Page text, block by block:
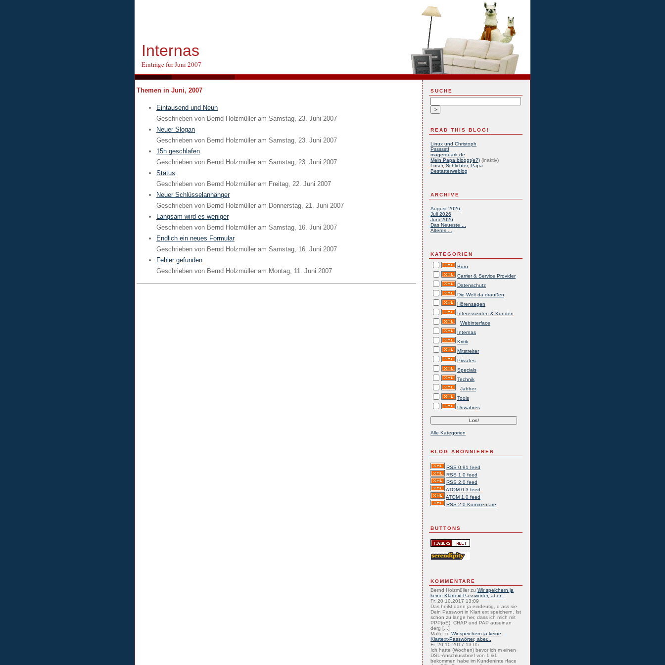
Internas
Einträge für Juni 2007
Themen in Juni, 2007
Eintausend und Neun
Geschrieben von Bernd Holzmüller am Samstag, 23. Juni 2007
Neuer Slogan
Geschrieben von Bernd Holzmüller am Samstag, 23. Juni 2007
15h geschlafen
Geschrieben von Bernd Holzmüller am Samstag, 23. Juni 2007
Status
Geschrieben von Bernd Holzmüller am Freitag, 22. Juni 2007
Neuer Schlüsselanhänger
Geschrieben von Bernd Holzmüller am Donnerstag, 21. Juni 2007
Langsam wird es weniger
Geschrieben von Bernd Holzmüller am Samstag, 16. Juni 2007
Endlich ein neues Formular
Geschrieben von Bernd Holzmüller am Samstag, 16. Juni 2007
Fehler gefunden
Geschrieben von Bernd Holzmüller am Montag, 11. Juni 2007
SUCHE
READ THIS BLOG!
Linux und Christoph
Pssssst!
magerquark.de
Mein Papa bloggt(e?) (inaktiv)
Löser, Schlichter, Papa
Bestatterweblog
ARCHIVE
August 2026
Juli 2026
Juni 2026
Das Neueste ...
Älteres ...
KATEGORIEN
Büro
Carrier & Service Provider
Datenschutz
Die Welt da draußen
Hörensagen
Interessenten & Kunden
Webinterface
Internas
Kritik
Mitstreiter
Privates
Specials
Technik
Jabber
Tools
Unwahres
Alle Kategorien
BLOG ABONNIEREN
RSS 0.91 feed
RSS 1.0 feed
RSS 2.0 feed
ATOM 0.3 feed
ATOM 1.0 feed
RSS 2.0 Kommentare
BUTTONS
KOMMENTARE
Bernd Holzmüller zu Wir speichern ja
keine Klartext-Passwörter, aber...
Fr, 20.10.2017 13:09
Das heißt dann ja eindeutig, d ass sie
Dein Passwort in Klart ext speichern. Ist
schon zu lange her, dass ich mich mit
PPP(oE), CHAP und PAP auseinan
derg [...]
Malte zu Wir speichern ja keine
Klartext-Passwörter, aber...
Fr, 20.10.2017 13:05
Ich hatte (Wochen) bevor ich m einen
DSL-Anschlussbrief von 1 &1
bekommen habe im Kundeninte rface